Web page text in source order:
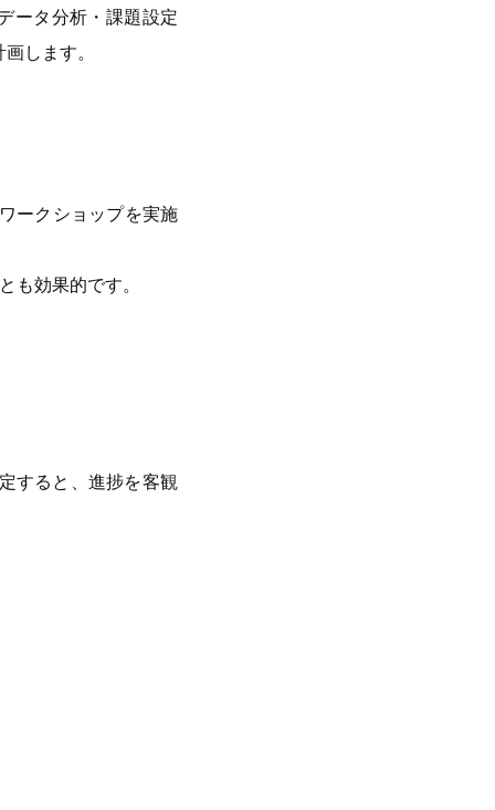
ータ分析・課題設定
します。
ークショップを実施
も効果的です。
すると、進捗を客観